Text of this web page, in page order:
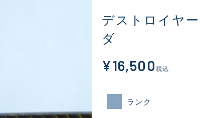
デストロイヤ
ダ
¥16,500 税込
ランク